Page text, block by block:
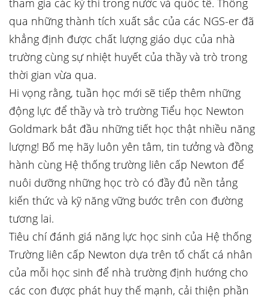
tham gia các kỳ thi trong nước và quốc tế. Thông
qua những thành tích xuất sắc của các NGS-er đã
khẳng định được chất lượng giáo dục của nhà
trường cùng sự nhiệt huyết của thầy và trò trong
thời gian vừa qua.
Hi vọng rằng, tuần học mới sẽ tiếp thêm những
động lực để thầy và trò trường Tiểu học Newton
Goldmark bắt đầu những tiết học thật nhiều năng
lượng! Bố mẹ hãy luôn yên tâm, tin tưởng và đồng
hành cùng Hệ thống trường liên cấp Newton để
nuôi dưỡng những học trò có đầy đủ nền tảng
kiến thức và kỹ năng vững bước trên con đường
tương lai.
Tiêu chí đánh giá năng lực học sinh của Hệ thống
Trường liên cấp Newton dựa trên tố chất cá nhân
của mỗi học sinh để nhà trường định hướng cho
các con được phát huy thế mạnh, cải thiện phần